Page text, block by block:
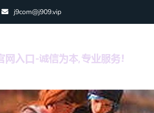
j9com@j909.vip